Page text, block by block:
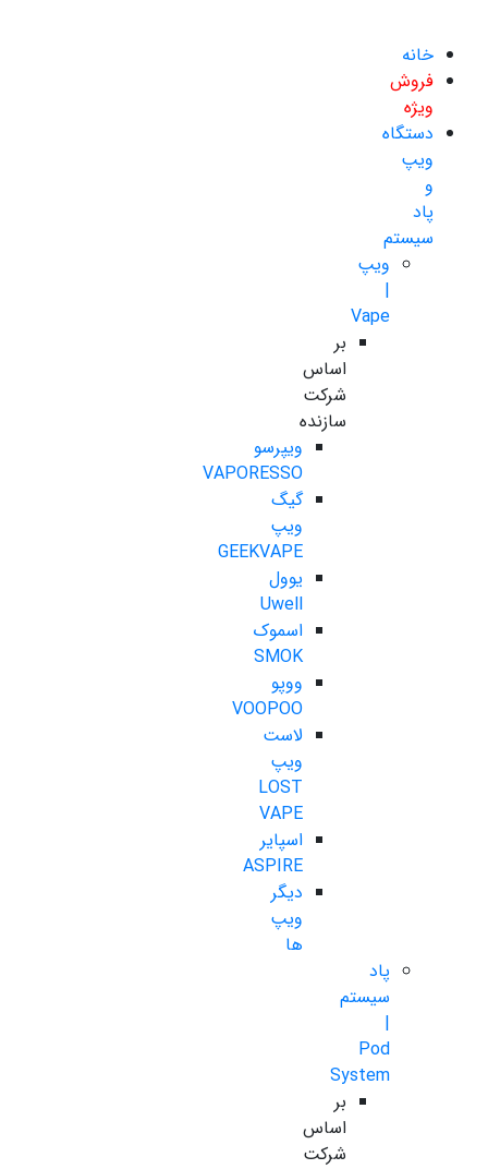
خانه
فروش
ویژه
دستگاه
ویپ
و
پاد
سیستم
ویپ
|
Vape
بر
اساس
شرکت
سازنده
ویپرسو
VAPORESSO
گیگ
ویپ
GEEKVAPE
یوول
Uwell
اسموک
SMOK
ووپو
VOOPOO
لاست
ویپ
LOST
VAPE
اسپایر
ASPIRE
دیگر
ویپ
ها
پاد
سیستم
|
Pod
System
بر
اساس
شرکت